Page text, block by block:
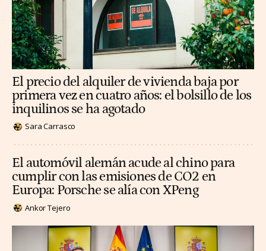
El precio del alquiler de vivienda baja por
primera vez en cuatro años: el bolsillo de los
inquilinos se ha agotado
Sara Carrasco
El automóvil alemán acude al chino para
cumplir con las emisiones de CO2 en
Europa: Porsche se alía con XPeng
Ankor Tejero